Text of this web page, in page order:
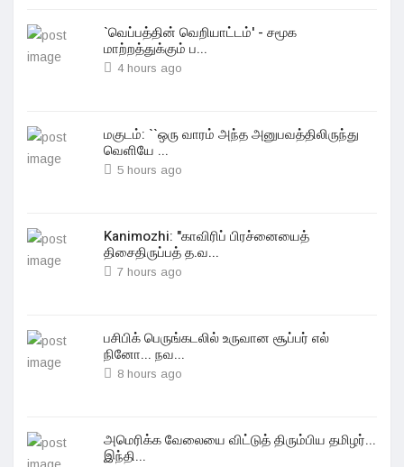
`வெப்பத்தின் வெறியாட்டம்' - சமூக
மாற்றத்துக்கும் ப...
4 hours ago
மகுடம்: ``ஒரு வாரம் அந்த அனுபவத்திலிருந்து
வெளியே ...
5 hours ago
Kanimozhi: "காவிரிப் பிரச்னையைத்
திசைதிருப்பத் த.வ...
7 hours ago
பசிபிக் பெருங்கடலில் உருவான சூப்பர் எல்
நினோ... நவ...
8 hours ago
அமெரிக்க வேலையை விட்டுத் திரும்பிய தமிழர்...
இந்தி...